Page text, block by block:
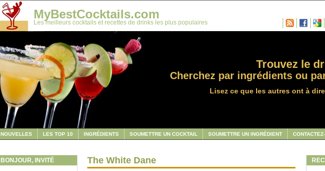
MyBestCocktails.com
Les meilleurs cocktails et recettes de drinks les plus populaires
Trouvez le
Cherchez par ingrédients ou
Lisez ce que les autres ont à
NOUVELLES LES TOP 10 INGRÉDIENTS SOUMETTRE UN COCKTAIL SOUMETTRE UN INGRÉDIENT
BONJOUR, INVITÉ The White Dane